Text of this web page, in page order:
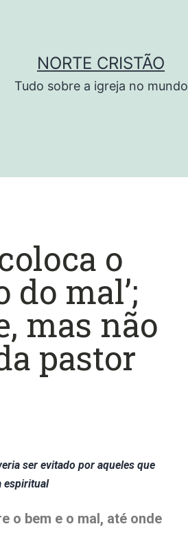
NORTE CRISTÃO
Tudo sobre a igreja no mundo
o
do mal’;
mas não
pastor
ser evitado por aqueles que
espiritual
o bem e o mal, até onde